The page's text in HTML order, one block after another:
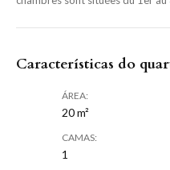
Características do
ÁREA:
20 m²
CAMAS:
1